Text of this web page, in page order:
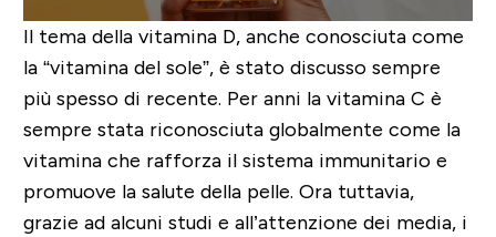
Il tema della vitamina D, anche conosciuta come
la “vitamina del sole”, è stato discusso sempre
più spesso di recente. Per anni la vitamina C è
sempre stata riconosciuta globalmente come la
vitamina che rafforza il sistema immunitario e
promuove la salute della pelle. Ora tuttavia,
grazie ad alcuni studi e all’attenzione dei media, i